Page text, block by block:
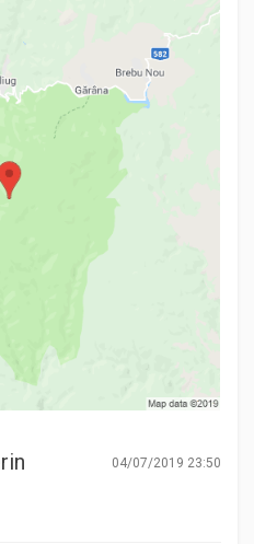
04/07/2019 23:50